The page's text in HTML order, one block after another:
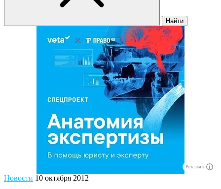
Найти
Реклама
Новости 10 октября 2012